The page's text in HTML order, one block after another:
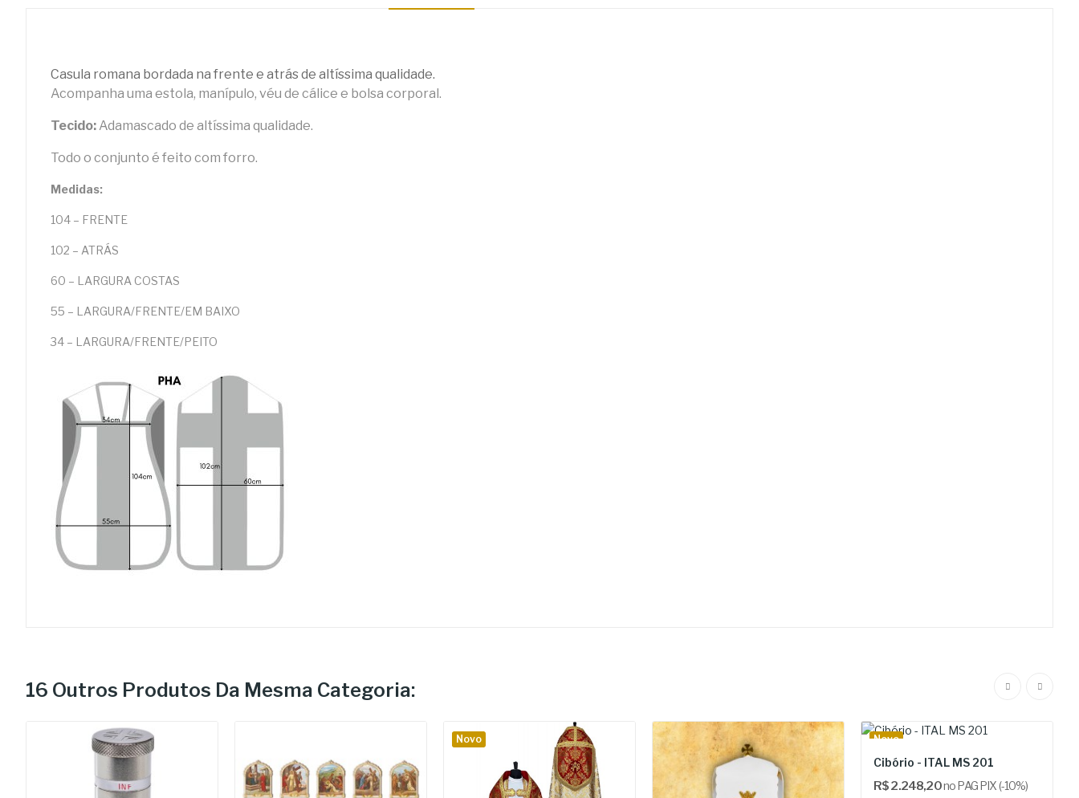
Casula romana bordada na frente e atrás de altíssima qualidade.
Acompanha uma estola, manípulo, véu de cálice e bolsa corporal.
Tecido: Adamascado de altíssima qualidade.
Todo o conjunto é feito com forro.
Medidas:
104 – FRENTE
102 – ATRÁS
60 – LARGURA COSTAS
55 – LARGURA/FRENTE/EM BAIXO
34 – LARGURA/FRENTE/PEITO
16 Outros Produtos Da Mesma Categoria:
Novo Novo
Cibório - ITAL MS 201
R$ 2.248,20no PAG PIX (-10%)